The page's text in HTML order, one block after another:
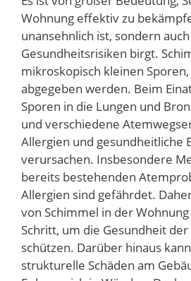
Wohnung effektiv zu
unansehnlich ist, sondern
Gesundheitsrisiken birgt.
mikroskopisch kleinen
abgegeben werden. Beim
Sporen in die Lungen und
und verschiedene
Allergien und gesundheitliche
verursachen. Insbesondere
bereits bestehenden
Allergien sind gefährdet.
von Schimmel in der
Schritt, um die Gesundheit
schützen. Darüber hinaus
strukturelle Schäden am